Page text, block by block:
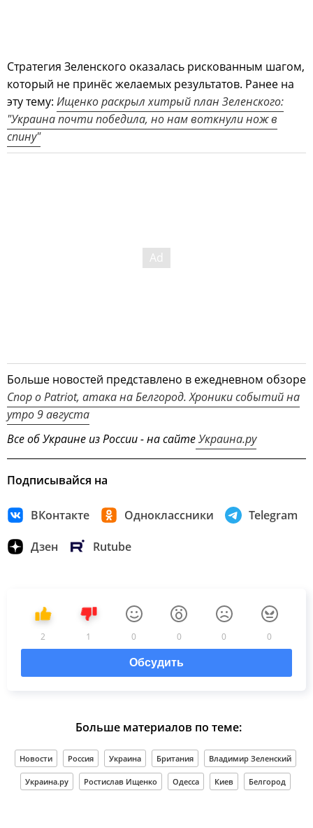
Стратегия Зеленского оказалась рискованным шагом,
который не принёс желаемых результатов. Ранее на
эту тему: Ищенко раскрыл хитрый план Зеленского:
"Украина почти победила, но нам воткнули нож в
спину"
Больше новостей представлено в ежедневном обзоре
Спор о Patriot, атака на Белгород. Хроники событий на
утро 9 августа
Все об Украине из России - на сайтеУкраина.ру
Подписывайся на
ВКонтакте Одноклассники Telegram
Дзен Rutube
2 1 0 0 0 0
Обсудить
Больше материалов по теме:
Новости Россия Украина Британия Владимир Зеленский
Украина.ру Ростислав Ищенко Одесса Киев Белгород